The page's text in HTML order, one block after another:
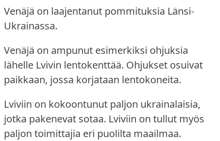
Venäjä on laajentanut pommituksia Länsi-
Ukrainassa.
Venäjä on ampunut esimerkiksi ohjuksia
lähelle Lvivin lentokenttää. Ohjukset osuivat
paikkaan, jossa korjataan lentokoneita.
Lviviin on kokoontunut paljon ukrainalaisia,
jotka pakenevat sotaa. Lviviin on tullut myös
paljon toimittajia eri puolilta maailmaa.